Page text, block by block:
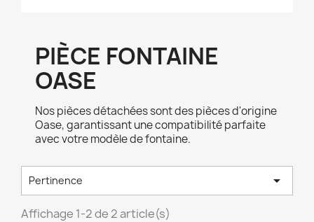
PIÈCE FONTAINE
OASE
Nos pièces détachées sont des pièces d'origine
Oase, garantissant une compatibilité parfaite
avec votre modèle de fontaine.
Pertinence 
Affichage 1-2 de 2 article(s)